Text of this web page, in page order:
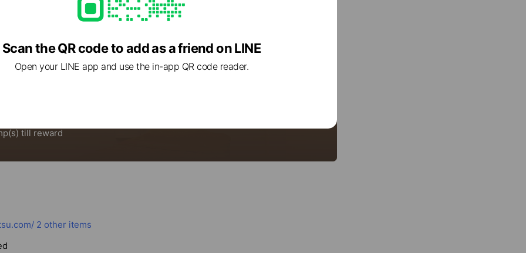
2 other items
Scan the QR code to add as a friend on LINE
Open your LINE app and use the in-app QR code reader.